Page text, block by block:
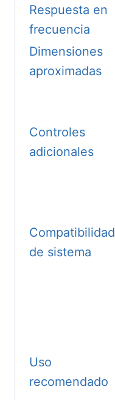
Respuesta en
frecuencia
Dimensiones
aproximadas
Controles
adicionales
Compatibilidad
de sistema
Uso
recomendado